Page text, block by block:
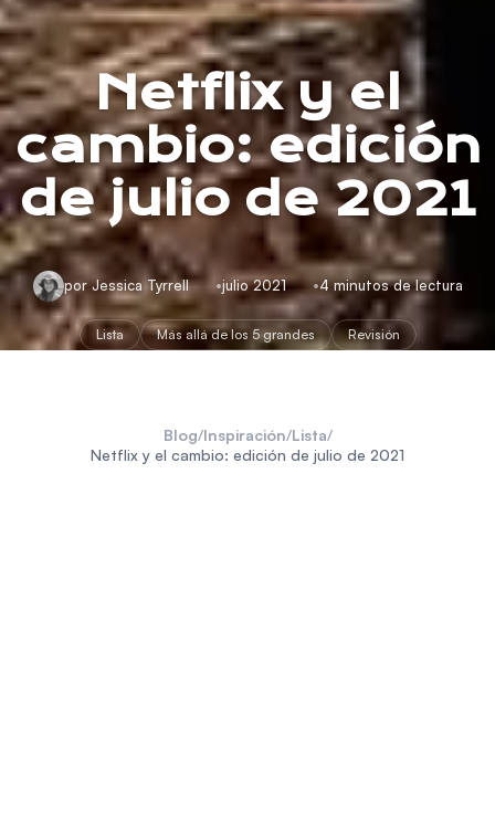
Netflix y el
cambio: edición
de julio de 2021
por Jessica Tyrrell julio 2021 4 minutos de lectura
Lista Más allá de los 5 grandes Revisión
Blog/Inspiración/Lista/
Netflix y el cambio: edición de julio de 2021